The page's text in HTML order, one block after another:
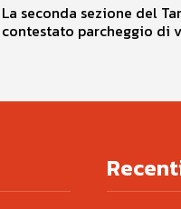
La seconda sezione del
contestato parcheggio di